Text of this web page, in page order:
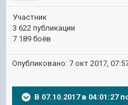
Участник
3 622 публикации
7 189 боёв
Опубликовано: 7 окт 2017,
В 07.10.2017 в 04:01:27